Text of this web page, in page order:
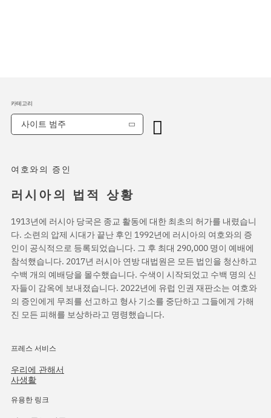
여호와의 증인
러시아의 법적 상황
1913년에 러시아 당국은 종교 활동에 대한 최초의 허가를 내렸습니
다. 소련의 압제 시대가 끝난 후인 1992년에 러시아의 여호와의 증
인이 공식적으로 등록되었습니다. 그 후 최대 290,000 명이 예배에
참석했습니다. 2017년 러시아 연방 대법원은 모든 법인을 청산하고
수백 개의 예배당을 몰수했습니다. 수색이 시작되었고 수백 명의 신
자들이 감옥에 보내졌습니다. 2022년에 유럽 인권 재판소는 여호와
의 증인에게 무죄를 선고하고 형사 기소를 중단하고 그들에게 가해
진 모든 피해를 보상하라고 명령했습니다.
프레스 서비스
우리에 관해서
사생활
유용한 링크
카테고리
사이트 범주